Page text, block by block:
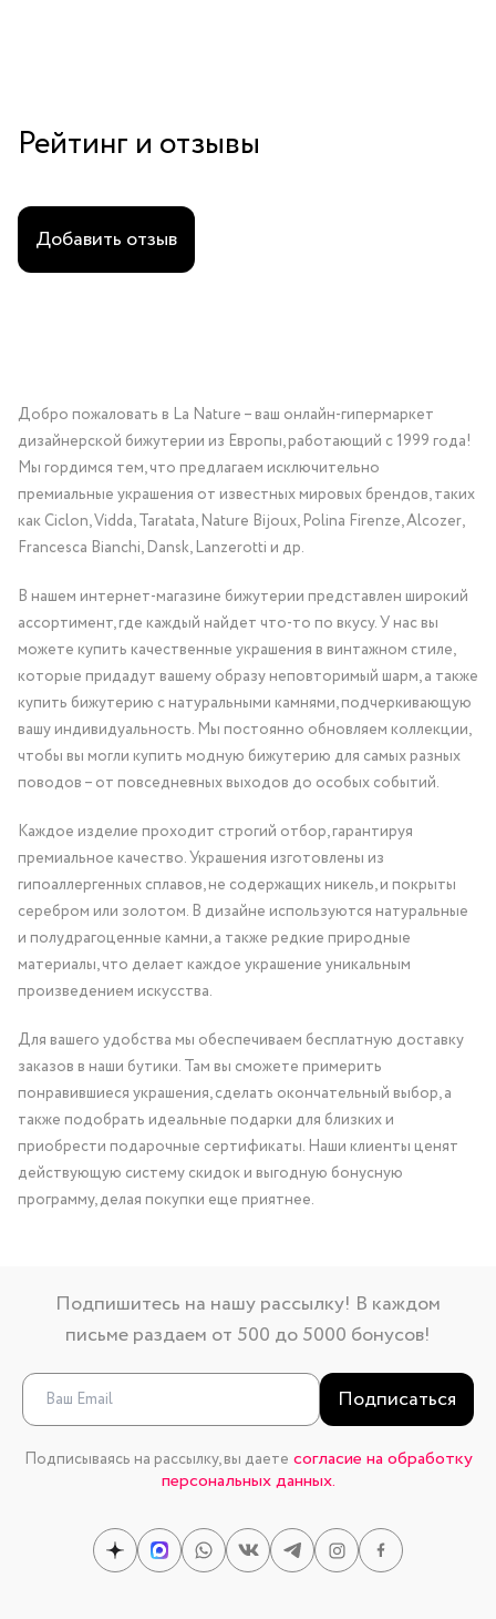
Рейтинг и отзывы
Добавить отзыв
Добро пожаловать в La Nature – ваш онлайн-гипермаркет
дизайнерской бижутерии из Европы, работающий с 1999 года!
Мы гордимся тем, что предлагаем исключительно
премиальные украшения от известных мировых брендов, таких
как Ciclon, Vidda, Taratata, Nature Bijoux, Polina Firenze, Alcozer,
Francesca Bianchi, Dansk, Lanzerotti и др.
В нашем интернет-магазине бижутерии представлен широкий
ассортимент, где каждый найдет что-то по вкусу. У нас вы
можете купить качественные украшения в винтажном стиле,
которые придадут вашему образу неповторимый шарм, а также
купить бижутерию с натуральными камнями, подчеркивающую
вашу индивидуальность. Мы постоянно обновляем коллекции,
чтобы вы могли купить модную бижутерию для самых разных
поводов – от повседневных выходов до особых событий.
Каждое изделие проходит строгий отбор, гарантируя
премиальное качество. Украшения изготовлены из
гипоаллергенных сплавов, не содержащих никель, и покрыты
серебром или золотом. В дизайне используются натуральные
и полудрагоценные камни, а также редкие природные
материалы, что делает каждое украшение уникальным
произведением искусства.
Для вашего удобства мы обеспечиваем бесплатную доставку
заказов в наши бутики. Там вы сможете примерить
понравившиеся украшения, сделать окончательный выбор, а
также подобрать идеальные подарки для близких и
приобрести подарочные сертификаты. Наши клиенты ценят
действующую систему скидок и выгодную бонусную
программу, делая покупки еще приятнее.
Подпишитесь на нашу рассылку! В каждом
письме раздаем от 500 до 5000 бонусов!
Подписаться
Подписываясь на рассылку, вы даете согласие на обработку
персональных данных.